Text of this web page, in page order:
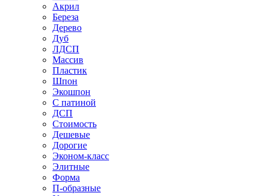
Акрил
Береза
Дерево
Дуб
ЛДСП
Массив
Пластик
Шпон
Экошпон
С патиной
ДСП
Стоимость
Дешевые
Дорогие
Эконом-класс
Элитные
Форма
П-образные